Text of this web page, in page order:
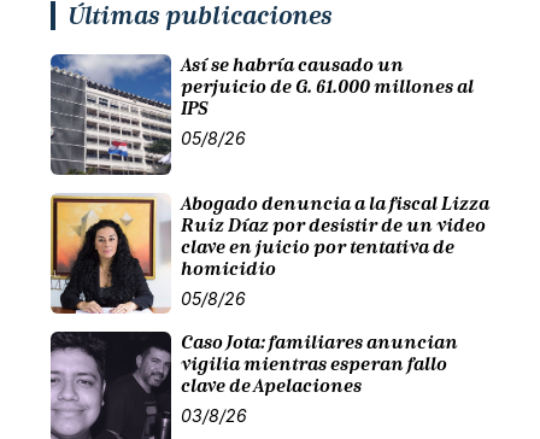
Últimas publicaciones
Así se habría causado un
perjuicio de G. 61.000 millones al
IPS
05/8/26
Abogado denuncia a la fiscal Lizza
Ruiz Díaz por desistir de un video
clave en juicio por tentativa de
homicidio
05/8/26
Caso Jota: familiares anuncian
vigilia mientras esperan fallo
clave de Apelaciones
03/8/26